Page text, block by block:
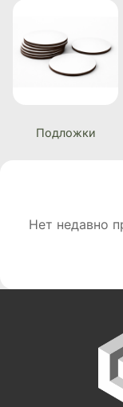
Подложки
Нет недавно